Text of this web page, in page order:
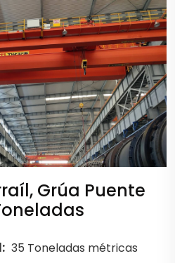
Grúa Puente
35 Toneladas métricas